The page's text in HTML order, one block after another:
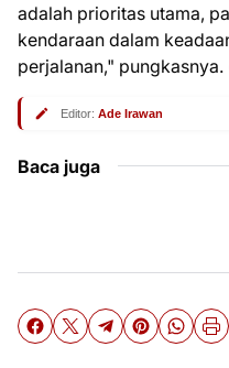
adalah prioritas utama,
kendaraan dalam
perjalanan," pungkasnya.
Editor: Ade Irawan
Baca juga